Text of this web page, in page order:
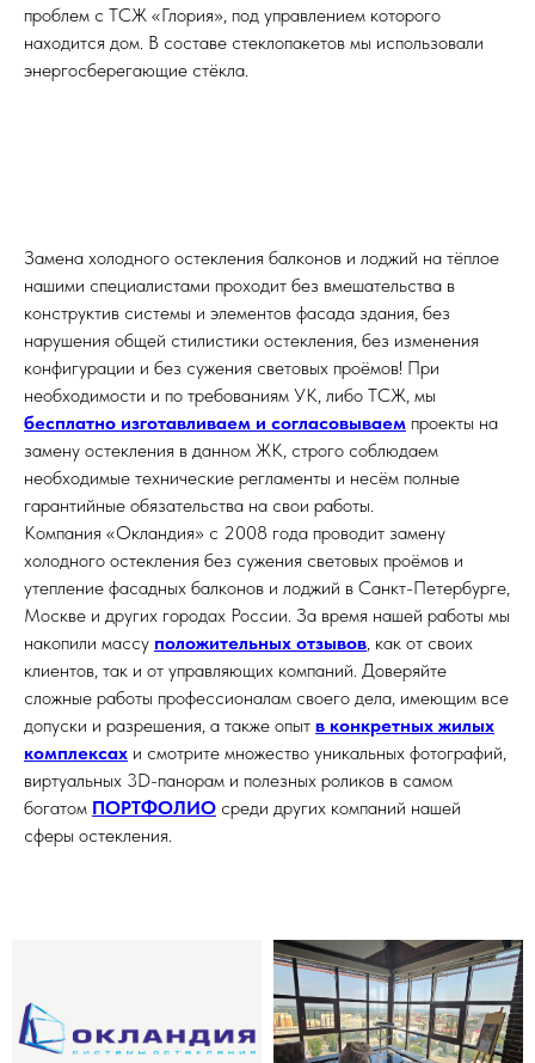
проблем с ТСЖ «Глория», под управлением которого
находится дом. В составе стеклопакетов мы использовали
энергосберегающие стёкла.
Замена холодного остекления балконов и лоджий на тёплое
нашими специалистами проходит без вмешательства в
конструктив системы и элементов фасада здания, без
нарушения общей стилистики остекления, без изменения
конфигурации и без сужения световых проёмов! При
необходимости и по требованиям УК, либо ТСЖ, мы
бесплатно изготавливаем и согласовываем проекты на
замену остекления в данном ЖК, строго соблюдаем
необходимые технические регламенты и несём полные
гарантийные обязательства на свои работы.
Компания «Окландия» с 2008 года проводит замену
холодного остекления без сужения световых проёмов и
утепление фасадных балконов и лоджий в Санкт-Петербурге,
Москве и других городах России. За время нашей работы мы
накопили массу положительных отзывов , как от своих
клиентов, так и от управляющих компаний. Доверяйте
сложные работы профессионалам своего дела, имеющим все
допуски и разрешения, а также опыт в конкретных жилых
комплексах и смотрите множество уникальных фотографий,
виртуальных 3D-панорам и полезных роликов в самом
богатом ПОРТФОЛИО среди других компаний нашей
сферы остекления.